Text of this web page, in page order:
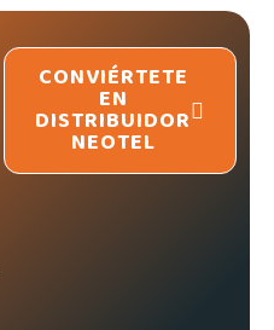
CONVIÉRTETE
EN
DISTRIBUIDOR
NEOTEL